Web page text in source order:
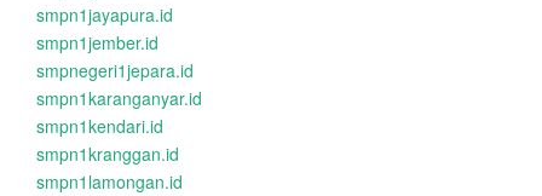
smpn1jayapura.id
smpn1jember.id
smpnegeri1jepara.id
smpn1karanganyar.id
smpn1kendari.id
smpn1kranggan.id
smpn1lamongan.id